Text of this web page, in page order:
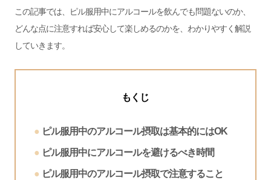
この記事では、ピル服用中にアルコールを飲んでも問題ないのか、
どんな点に注意すれば安心して楽しめるのかを、わかりやすく解説
していきます。
もくじ
ピル服用中のアルコール摂取は基本的にはOK
ピル服用中にアルコールを避けるべき時間
ピル服用中のアルコール摂取で注意すること